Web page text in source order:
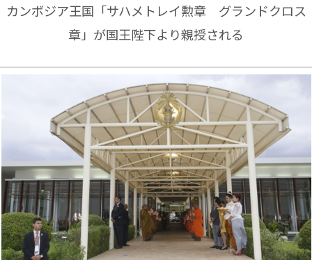
カンボジア王国「サハメトレイ勲章 グランドクロス
章」が国王陛下より親授される